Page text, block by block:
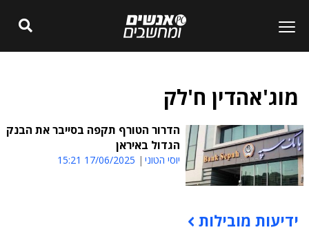
מוג'אהדין ח'לק
הדרור הטורף תקפה בסייבר את הבנק
הגדול באיראן
יוסי הטוני 17/06/2025 15:21
תוכן פרסומי
ידיעות מובילות